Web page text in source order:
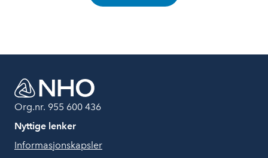
Org.nr. 955 600 436
Nyttige lenker
Informasjonskapsler